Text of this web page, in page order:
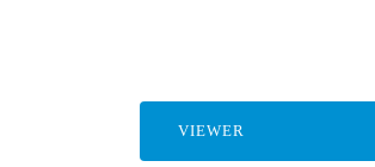
VIEWER